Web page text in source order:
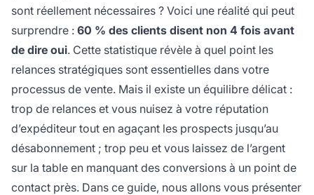
sont réellement nécessaires ? Voici une réalité qui peut
surprendre : 60 % des clients disent non 4 fois avant
de dire oui. Cette statistique révèle à quel point les
relances stratégiques sont essentielles dans votre
processus de vente. Mais il existe un équilibre délicat :
trop de relances et vous nuisez à votre réputation
d’expéditeur tout en agaçant les prospects jusqu’au
désabonnement ; trop peu et vous laissez de l’argent
sur la table en manquant des conversions à un point de
contact près. Dans ce guide, nous allons vous présenter